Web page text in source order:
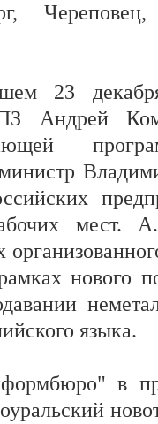
23
Андрей
мест.
нового
языка.
в